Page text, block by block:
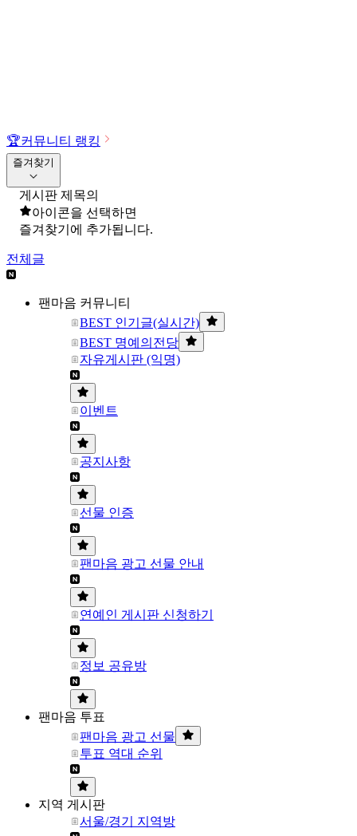
🏆커뮤니티 랭킹
즐겨찾기
게시판 제목의
아이콘을 선택하면
즐겨찾기에 추가됩니다.
전체글
팬마음 커뮤니티
BEST 인기글(실시간)
BEST 명예의전당
자유게시판 (익명)
이벤트
공지사항
선물 인증
팬마음 광고 선물 안내
연예인 게시판 신청하기
정보 공유방
팬마음 투표
팬마음 광고 선물
투표 역대 순위
지역 게시판
서울/경기 지역방